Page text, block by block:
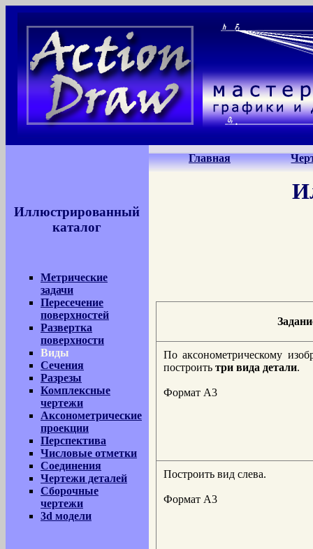
Главная
Иллюстрированный
каталог
Метрические
задачи
Пересечение
поверхностей
Развертка
поверхности
Виды
Сечения
Разрезы
Комплексные
чертежи
Аксонометрические
проекции
Перспектива
Числовые отметки
Соединения
Чертежи деталей
Сборочные
чертежи
3d модели
По аксонометрическому
построить три вида детали.
Формат А3
Построить вид слева.
Формат А3